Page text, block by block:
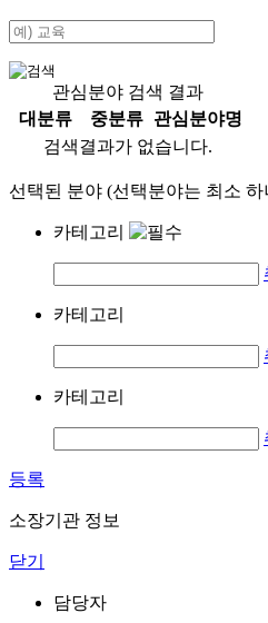
관심분야 검색 결과
대분류
중분류
관심분야명
검색결과가 없습니다.
선택된 분야 (선택분야는 최소
카테고리
카테고리
카테고리
등록
소장기관 정보
닫기
담당자